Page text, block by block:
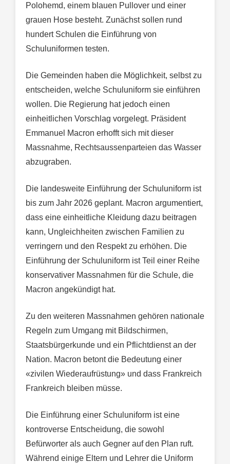
Polohemd, einem blauen Pullover und einer
grauen Hose besteht. Zunächst sollen rund
hundert Schulen die Einführung von
Schuluniformen testen.
Die Gemeinden haben die Möglichkeit, selbst zu
entscheiden, welche Schuluniform sie einführen
wollen. Die Regierung hat jedoch einen
einheitlichen Vorschlag vorgelegt. Präsident
Emmanuel Macron erhofft sich mit dieser
Massnahme, Rechtsaussenparteien das Wasser
abzugraben.
Die landesweite Einführung der Schuluniform ist
bis zum Jahr 2026 geplant. Macron argumentiert,
dass eine einheitliche Kleidung dazu beitragen
kann, Ungleichheiten zwischen Familien zu
verringern und den Respekt zu erhöhen. Die
Einführung der Schuluniform ist Teil einer Reihe
konservativer Massnahmen für die Schule, die
Macron angekündigt hat.
Zu den weiteren Massnahmen gehören nationale
Regeln zum Umgang mit Bildschirmen,
Staatsbürgerkunde und ein Pflichtdienst an der
Nation. Macron betont die Bedeutung einer
«zivilen Wiederaufrüstung» und dass Frankreich
Frankreich bleiben müsse.
Die Einführung einer Schuluniform ist eine
kontroverse Entscheidung, die sowohl
Befürworter als auch Gegner auf den Plan ruft.
Während einige Eltern und Lehrer die Uniform